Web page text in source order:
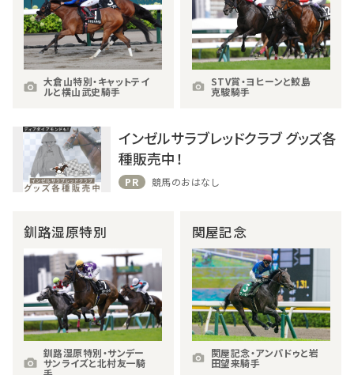
大倉山特別・キャットテイ
ルと横山武史騎手
STV賞・ヨヒーンと鮫島
克駿騎手
インゼルサラブレッドクラブ グッズ各
種販売中！
PR 競馬のおはなし
釧路湿原特別
釧路湿原特別・サンデー
サンライズと北村友一騎
関屋記念
関屋記念・アンパドゥと岩
田望来騎手